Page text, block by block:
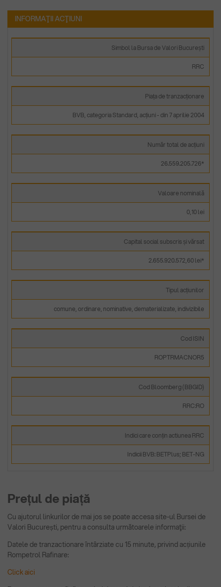
INFORMAŢII ACŢIUNI
Simbol la Bursa de Valori București
RRC
Piața de tranzacționare
BVB, categoria Standard, acțiuni - din 7 aprilie 2004
Număr total de acțiuni
26.559.205.726*
Valoare nominală
0,10 lei
Capital social subscris și vărsat
2.655.920.572,60 lei*
Tipul acțiunilor
comune, ordinare, nominative, dematerializate, indivizibile
Cod ISIN
ROPTRMACNOR5
Cod Bloomberg (BBGID)
RRC:RO
Indici care conțin actiunea RRC
Indicii BVB: BETPlus; BET-NG
Prețul de piață
Cu ajutorul linkurilor de mai jos se poate accesa site-ul Bursei de
Valori București, pentru a consulta următoarele informaţii:
Datele de tranzactionare întârziate cu 15 minute, privind acțiunile
Rompetrol Rafinare:
Click aici